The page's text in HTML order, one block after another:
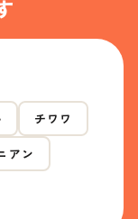
チワワ
アン